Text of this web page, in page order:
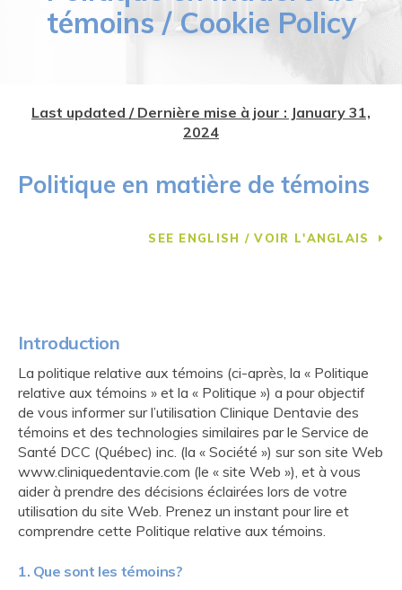
témoins / Cookie Policy
Last updated / Dernière mise à jour : January 31,
2024
Politique en matière de témoins
SEE ENGLISH / VOIR L'ANGLAIS
Introduction
La politique relative aux témoins (ci-après, la « Politique
relative aux témoins » et la « Politique ») a pour objectif
de vous informer sur l’utilisation Clinique Dentavie des
témoins et des technologies similaires par le Service de
Santé DCC (Québec) inc. (la « Société ») sur son site Web
www.cliniquedentavie.com (le « site Web »), et à vous
aider à prendre des décisions éclairées lors de votre
utilisation du site Web. Prenez un instant pour lire et
comprendre cette Politique relative aux témoins.
1. Que sont les témoins?